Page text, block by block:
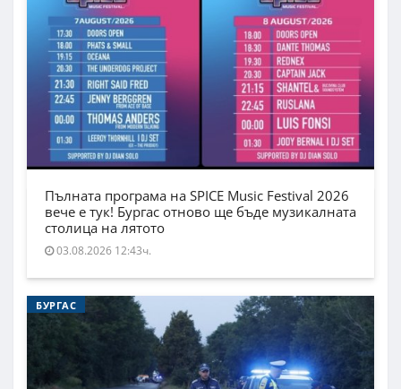
Пълната програма на SPICE Music Festival 2026
вече е тук! Бургас отново ще бъде музикалната
столица на лятото
03.08.2026 12:43ч.
БУРГАС